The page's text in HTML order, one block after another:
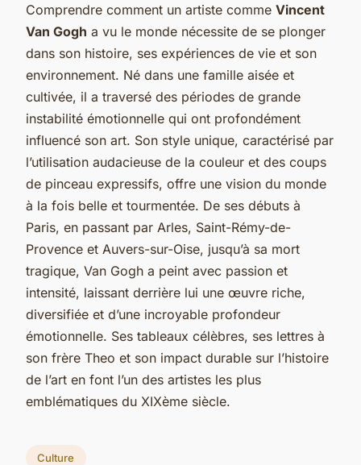
Comprendre comment un artiste comme Vincent
Van Gogh a vu le monde nécessite de se plonger
dans son histoire, ses expériences de vie et son
environnement. Né dans une famille aisée et
cultivée, il a traversé des périodes de grande
instabilité émotionnelle qui ont profondément
influencé son art. Son style unique, caractérisé par
l’utilisation audacieuse de la couleur et des coups
de pinceau expressifs, offre une vision du monde
à la fois belle et tourmentée. De ses débuts à
Paris, en passant par Arles, Saint-Rémy-de-
Provence et Auvers-sur-Oise, jusqu’à sa mort
tragique, Van Gogh a peint avec passion et
intensité, laissant derrière lui une œuvre riche,
diversifiée et d’une incroyable profondeur
émotionnelle. Ses tableaux célèbres, ses lettres à
son frère Theo et son impact durable sur l’histoire
de l’art en font l’un des artistes les plus
emblématiques du XIXème siècle.
Culture